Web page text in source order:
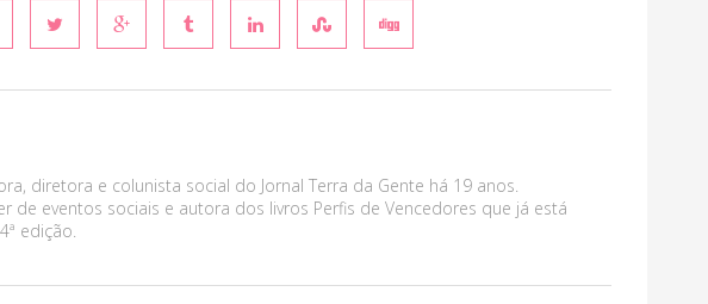
diretora e colunista social do Jornal Terra da Gente há 19 anos.
de eventos sociais e autora dos livros Perfis de Vencedores que já está
edição.